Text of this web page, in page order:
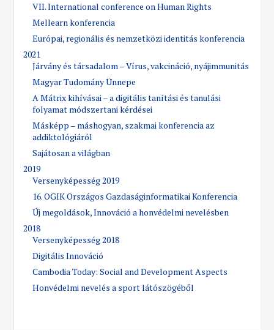
VII. International conference on Human Rights
Mellearn konferencia
Európai, regionális és nemzetközi identitás konferencia
2021
Járvány és társadalom – Vírus, vakcináció, nyájimmunitás
Magyar Tudomány Ünnepe
A Mátrix kihívásai – a digitális tanítási és tanulási
folyamat módszertani kérdései
Másképp – máshogyan, szakmai konferencia az
addiktológiáról
Sajátosan a világban
2019
Versenyképesség 2019
16. OGIK Országos Gazdaságinformatikai Konferencia
Új megoldások, Innováció a honvédelmi nevelésben
2018
Versenyképesség 2018
Digitális Innováció
Cambodia Today: Social and Development Aspects
Honvédelmi nevelés a sport látószögéből